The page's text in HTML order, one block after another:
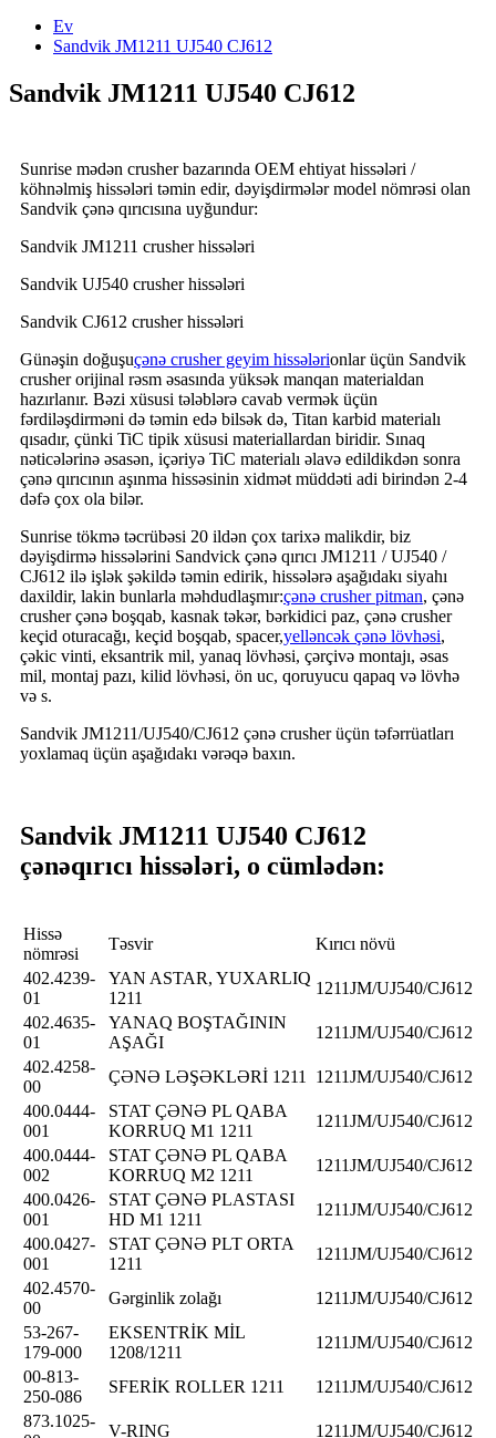
Ev
Sandvik JM1211 UJ540 CJ612
Sandvik JM1211 UJ540 CJ612
Sunrise mədən crusher bazarında OEM ehtiyat hissələri /
köhnəlmiş hissələri təmin edir, dəyişdirmələr model nömrəsi olan
Sandvik çənə qırıcısına uyğundur:
Sandvik JM1211 crusher hissələri
Sandvik UJ540 crusher hissələri
Sandvik CJ612 crusher hissələri
Günəşin doğuşuçənə crusher geyim hissələrionlar üçün Sandvik
crusher orijinal rəsm əsasında yüksək manqan materialdan
hazırlanır. Bəzi xüsusi tələblərə cavab vermək üçün
fərdiləşdirməni də təmin edə bilsək də, Titan karbid materialı
qısadır, çünki TiC tipik xüsusi materiallardan biridir. Sınaq
nəticələrinə əsasən, içəriyə TiC materialı əlavə edildikdən sonra
çənə qırıcının aşınma hissəsinin xidmət müddəti adi birindən 2-4
dəfə çox ola bilər.
Sunrise tökmə təcrübəsi 20 ildən çox tarixə malikdir, biz
dəyişdirmə hissələrini Sandvick çənə qırıcı JM1211 / UJ540 /
CJ612 ilə işlək şəkildə təmin edirik, hissələrə aşağıdakı siyahı
daxildir, lakin bunlarla məhdudlaşmır:çənə crusher pitman, çənə
crusher çənə boşqab, kasnak təkər, bərkidici paz, çənə crusher
keçid oturacağı, keçid boşqab, spacer,yelləncək çənə lövhəsi,
çəkic vinti, eksantrik mil, yanaq lövhəsi, çərçivə montajı, əsas
mil, montaj pazı, kilid lövhəsi, ön uc, qoruyucu qapaq və lövhə
və s.
Sandvik JM1211/UJ540/CJ612 çənə crusher üçün təfərrüatları
yoxlamaq üçün aşağıdakı vərəqə baxın.
Sandvik JM1211 UJ540 CJ612
çənəqırıcı hissələri, o cümlədən:
Hissə
nömrəsi
Təsvir
Kırıcı növü
402.4239-
01
YAN ASTAR, YUXARLIQ
1211
1211JM/UJ540/CJ612
402.4635-
01
YANAQ BOŞTAĞININ
AŞAĞI
1211JM/UJ540/CJ612
402.4258-
00
ÇƏNƏ LƏŞƏKLƏRİ 1211
1211JM/UJ540/CJ612
400.0444-
001
STAT ÇƏNƏ PL QABA
KORRUQ M1 1211
1211JM/UJ540/CJ612
400.0444-
002
STAT ÇƏNƏ PL QABA
KORRUQ M2 1211
1211JM/UJ540/CJ612
400.0426-
001
STAT ÇƏNƏ PLASTASI
HD M1 1211
1211JM/UJ540/CJ612
400.0427-
001
STAT ÇƏNƏ PLT ORTA
1211
1211JM/UJ540/CJ612
402.4570-
00
Gərginlik zolağı
1211JM/UJ540/CJ612
53-267-
179-000
EKSENTRİK MİL
1208/1211
1211JM/UJ540/CJ612
00-813-
250-086
SFERİK ROLLER 1211
1211JM/UJ540/CJ612
873.1025-
V-RING 1211JM/UJ540/CJ612